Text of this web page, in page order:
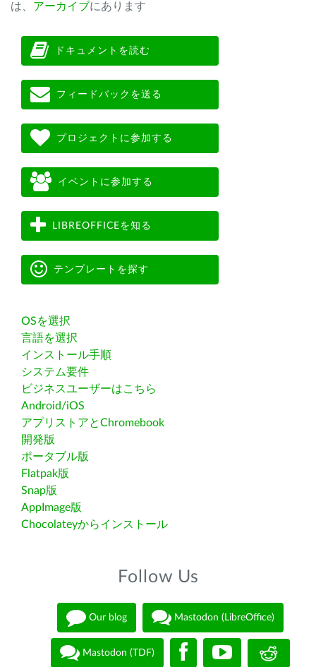
は、 アーカイブにあります
ドキュメントを読む
フィードバックを送る
プロジェクトに参加する
イベントに参加する
LIBREOFFICEを知る
テンプレートを探す
OSを選択
言語を選択
インストール手順
システム要件
ビジネスユーザーはこちら
Android/iOS
アプリストアとChromebook
開発版
ポータブル版
Flatpak版
Snap版
AppImage版
Chocolateyからインストール
Follow Us
Our blog Mastodon (LibreOffice)
Mastodon (TDF)